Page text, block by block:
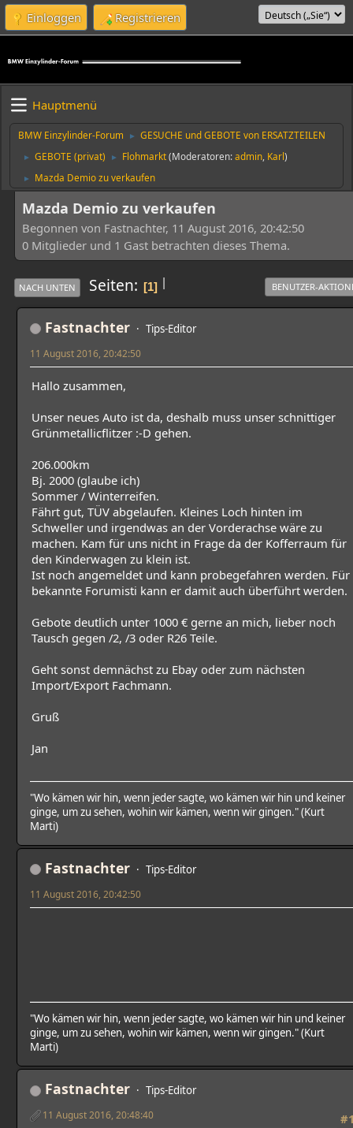
Einloggen Registrieren
Hauptmenü
BMW Einzylinder-Forum ► GESUCHE und GEBOTE von ERSATZTEILEN
► GEBOTE (privat) ► Flohmarkt(Moderatoren:admin Karl)
► Mazda Demio zu verkaufen
Mazda Demio zu verkaufen
Begonnen von Fastnachter, 11 August 2016, 20:42:50
0 Mitglieder und 1 Gast betrachten dieses Thema.
|
NACH UNTEN Seiten 1 BENUTZER-
Fastnachter Tips-Editor
11 August 2016, 20:42:50
Hallo zusammen,
Unser neues Auto ist da, deshalb muss unser schnittiger
Grünmetallicflitzer :-D gehen.
206.000km
Bj. 2000 (glaube ich)
Sommer / Winterreifen.
Fährt gut, TÜV abgelaufen. Kleines Loch hinten im
Schweller und irgendwas an der Vorderachse wäre zu
machen. Kam für uns nicht in Frage da der Kofferraum für
den Kinderwagen zu klein ist.
Ist noch angemeldet und kann probegefahren werden. Für
bekannte Forumisti kann er damit auch überführt werden.
Gebote deutlich unter 1000 € gerne an mich, lieber noch
Tausch gegen /2, /3 oder R26 Teile.
Geht sonst demnächst zu Ebay oder zum nächsten
Import/Export Fachmann.
Gruß
Jan
"Wo kämen wir hin, wenn jeder sagte, wo kämen wir hin und keiner
ginge, um zu sehen, wohin wir kämen, wenn wir gingen." (Kurt
Marti)
Fastnachter Tips-Editor
11 August 2016, 20:42:50
"Wo kämen wir hin, wenn jeder sagte, wo kämen wir hin und keiner
ginge, um zu sehen, wohin wir kämen, wenn wir gingen." (Kurt
Marti)
Fastnachter Tips-Editor
11 August 2016, 20:48:40